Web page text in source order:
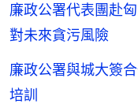
廉政公署代表團赴
對未來貪污風險
廉政公署與城大簽
培訓